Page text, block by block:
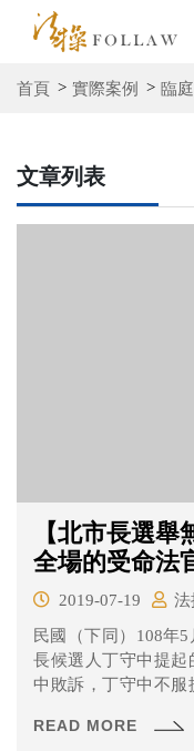
首頁 實際案例 臨
文章列表
【北市長選
全場的受命法
2019-07-19
法
民國（下同）108年
長候選人丁守中提
中敗訴，丁守中不
不會不一樣？丁丁
READ MORE